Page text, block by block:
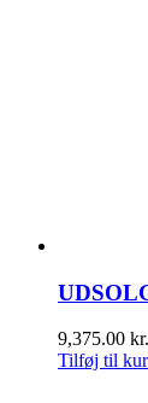
9,375.00 kr.
Tilføj til